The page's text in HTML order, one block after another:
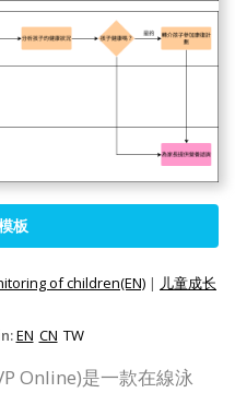
板
of children(EN) | 儿童成长
EN CN TW
Online)是一款在線泳